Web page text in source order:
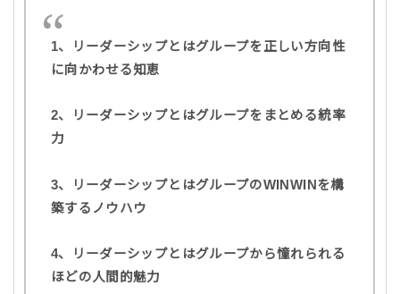
1、リーダーシップとはグループを正しい方向性
に向かわせる知恵
2、リーダーシップとはグループをまとめる統率
力
3、リーダーシップとはグループのWINWINを構
築するノウハウ
4、リーダーシップとはグループから憧れられる
ほどの人間的魅力